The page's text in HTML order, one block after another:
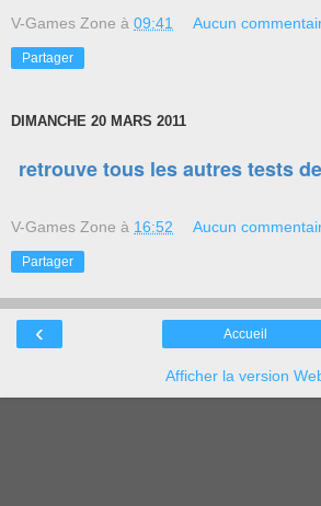
V-Games Zone à 09:41 Aucun
Partager
DIMANCHE 20 MARS 2011
retrouve tous les autres tests
V-Games Zone à 16:52 Aucun
Partager
‹ Accueil
Afficher la version